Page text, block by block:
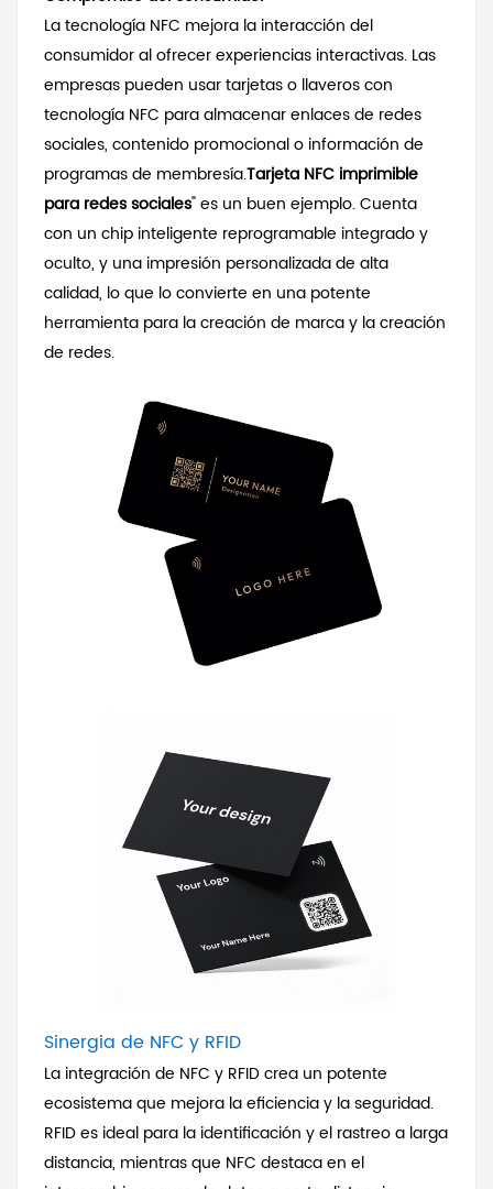
La tecnología NFC mejora la interacción del
consumidor al ofrecer experiencias interactivas. Las
empresas pueden usar tarjetas o llaveros con
tecnología NFC para almacenar enlaces de redes
sociales, contenido promocional o información de
programas de membresía.Tarjeta NFC imprimible
para redes sociales" es un buen ejemplo. Cuenta
con un chip inteligente reprogramable integrado y
oculto, y una impresión personalizada de alta
calidad, lo que lo convierte en una potente
herramienta para la creación de marca y la creación
de redes.
Sinergia de NFC y RFID
La integración de NFC y RFID crea un potente
ecosistema que mejora la eficiencia y la seguridad.
RFID es ideal para la identificación y el rastreo a larga
distancia, mientras que NFC destaca en el